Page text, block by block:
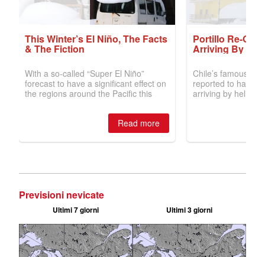
Previsioni nevicate
Ultimi 7 giorni Ultimi 3 giorni